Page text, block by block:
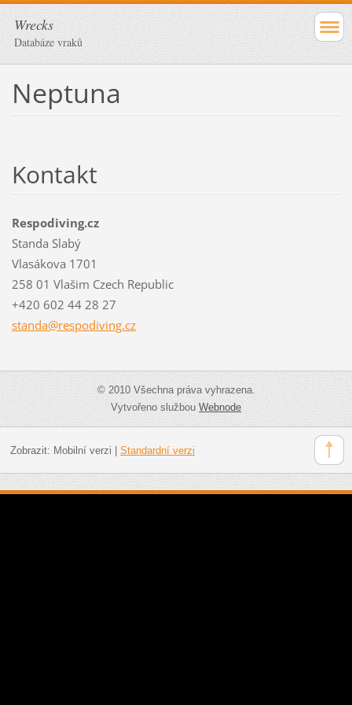
Wrecks
Databáze vraků
Neptuna
Kontakt
Respodiving.cz
Standa Slabý
Vlasákova 1701
258 01 Vlašim Czech Republic
+420 602 44 28 27
standa@respodiving.cz
© 2010 Všechna práva vyhrazena.
Vytvořeno službouWebnode
Zobrazit: Mobilní verzi Standardní verzi